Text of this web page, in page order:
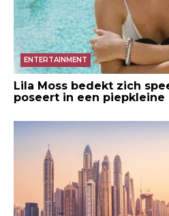
ENTERTAINMENT
Lila Moss bedekt zich
poseert in een piepkleine